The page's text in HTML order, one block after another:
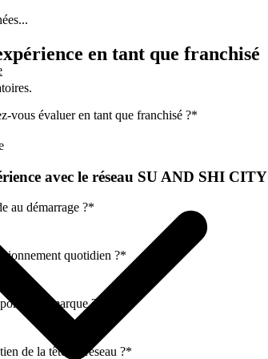
en tant que franchisé
vous évaluer en tant que franchisé ?*
avec le réseau SU AND SHI CITY
au démarrage ?*
quotidien ?*
de la marque ?
de la tête de réseau ?*